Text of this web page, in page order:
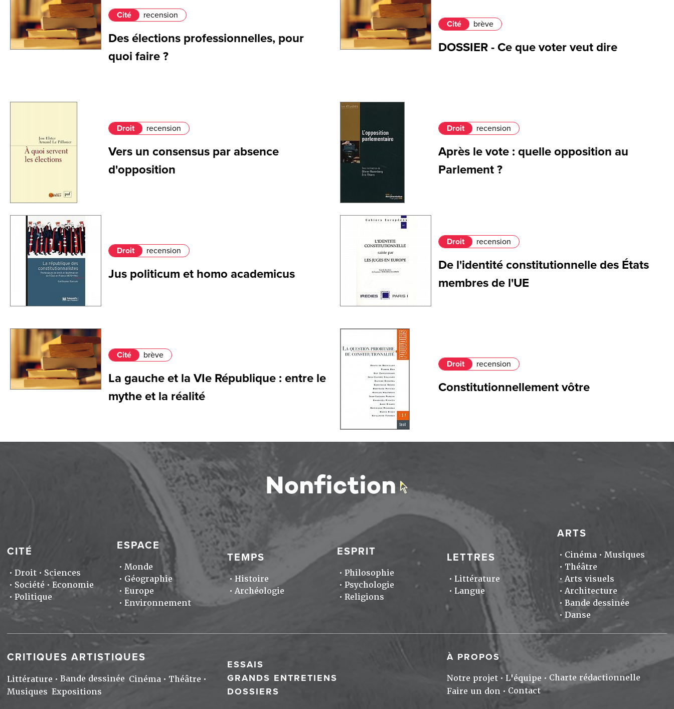
Cité recension
Des élections professionnelles, pour
quoi faire ?
Cité brève
DOSSIER - Ce que voter veut dire
Droit recension
Vers un consensus par absence
d'opposition
Droit recension
Après le vote : quelle opposition au
Parlement ?
Droit recension
Jus politicum et homo academicus
Droit recension
De l'identité constitutionnelle des États
membres de l'UE
Cité brève
La gauche et la VIe République : entre le
mythe et la réalité
Droit recension
Constitutionnellement vôtre
CITÉ
Droit
Sciences
Société
Economie
Politique
ESPACE
Monde
Géographie
Europe
Environnement
TEMPS
Histoire
Archéologie
ESPRIT
Philosophie
Psychologie
Religions
LETTRES
Littérature
Langue
ARTS
Cinéma
Musiques
Théâtre
Arts visuels
Architecture
Bande dessinée
Danse
CRITIQUES ARTISTIQUES
Littérature Bande dessinée Cinéma
Théâtre
Musiques Expositions
ESSAIS
GRANDS ENTRETIENS
DOSSIERS
À PROPOS
Notre projet L'équipe
Charte rédactionnelle
Faire un don
Contact